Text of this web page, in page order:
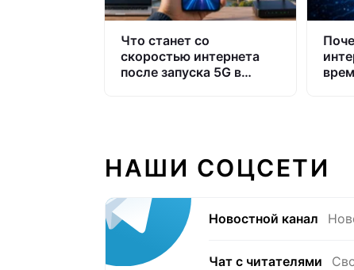
Что станет со
скоростью интернета
после запуска 5G в
НАШИ СОЦСЕТИ
Новостной канал
Чат с читателями